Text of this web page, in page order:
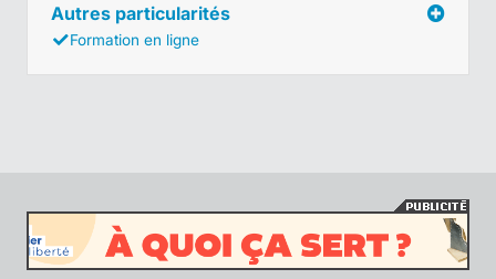
Autres particularités
Formation en ligne